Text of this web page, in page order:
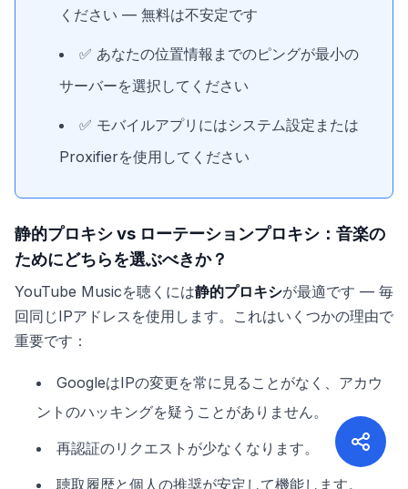
ください — 無料は不安定です
✅ あなたの位置情報までのピングが最小の
サーバーを選択してください
✅ モバイルアプリにはシステム設定または
Proxifierを使用してください
静的プロキシ vs ローテーションプロキシ：音楽の
ためにどちらを選ぶべきか？
YouTube Musicを聴くには静的プロキシが最適です — 毎
回同じIPアドレスを使用します。これはいくつかの理由で
重要です：
GoogleはIPの変更を常に見ることがなく、アカウ
ントのハッキングを疑うことがありません。
再認証のリクエストが少なくなります。
聴取履歴と個人の推奨が安定して機能します。